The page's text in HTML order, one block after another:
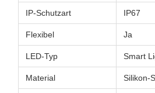
IP-Schutzart IP67
Flexibel Ja
LED-Typ Smart
Material Silikon-